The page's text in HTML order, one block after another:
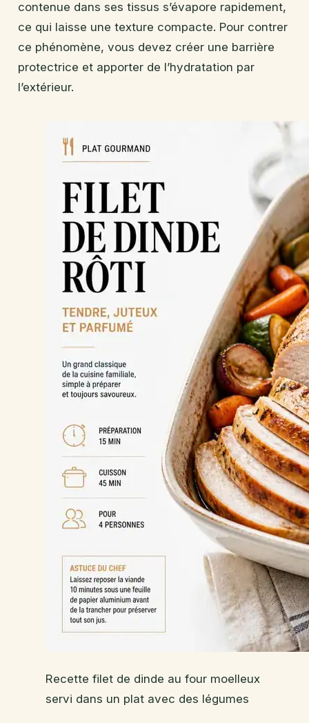
contenue dans ses tissus s’évapore rapidement,
ce qui laisse une texture compacte. Pour contrer
ce phénomène, vous devez créer une barrière
protectrice et apporter de l’hydratation par
l’extérieur.
Recette filet de dinde au four moelleux
servi dans un plat avec des légumes